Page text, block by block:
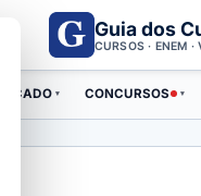
Guia dos
CURSOS · ENEM
▾ CONCURSOS ▾